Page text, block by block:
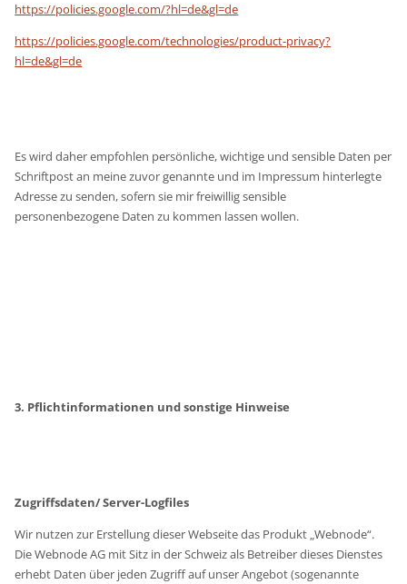
https://policies.google.com/?hl=de&gl=de
https://policies.google.com/technologies/product-privacy?
hl=de&gl=de
Es wird daher empfohlen persönliche, wichtige und sensible Daten per
Schriftpost an meine zuvor genannte und im Impressum hinterlegte
Adresse zu senden, sofern sie mir freiwillig sensible
personenbezogene Daten zu kommen lassen wollen.
3. Pflichtinformationen und sonstige Hinweise
Zugriffsdaten/ Server-Logfiles
Wir nutzen zur Erstellung dieser Webseite das Produkt „Webnode“.
Die Webnode AG mit Sitz in der Schweiz als Betreiber dieses Dienstes
erhebt Daten über jeden Zugriff auf unser Angebot (sogenannte